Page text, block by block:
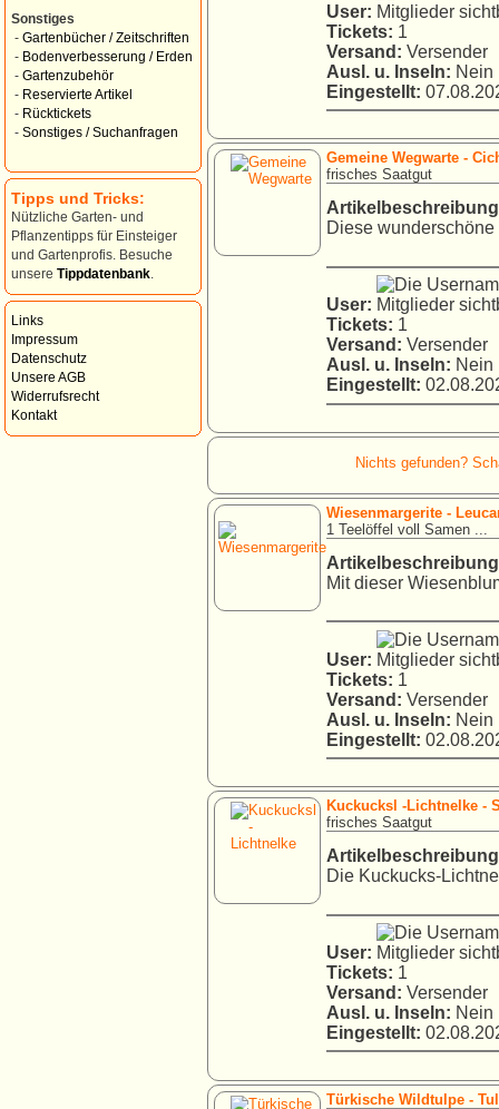
Sonstiges
- Gartenbücher / Zeitschriften
- Bodenverbesserung / Erden
- Gartenzubehör
- Reservierte Artikel
- Rücktickets
- Sonstiges / Suchanfragen
Tipps und Tricks:
Nützliche Garten- und
Pflanzentipps für Einsteiger
und Gartenprofis. Besuche
unsere Tippdatenbank
Links
Impressum
Datenschutz
Unsere AGB
Widerrufsrecht
Kontakt
User:
Tickets: 1
Versand: Versender
Ausl. u. Inseln: Nein
Eingestellt:
Gemeine Wegwarte -
frisches Saatgut
Diese
User:
Tickets: 1
Versand: Versender
Ausl. u. Inseln: Nein
Eingestellt:
Nichts gefunden?
Wiesenmargerite -
1 Teelöffel voll Samen ...
Mit dieser
User:
Tickets: 1
Versand: Versender
Ausl. u. Inseln: Nein
Eingestellt:
Kuckucksl -Lichtnelke -
frisches Saatgut
Die Kuckucks-
User:
Tickets: 1
Versand: Versender
Ausl. u. Inseln: Nein
Eingestellt:
Türkische Wildtulpe -